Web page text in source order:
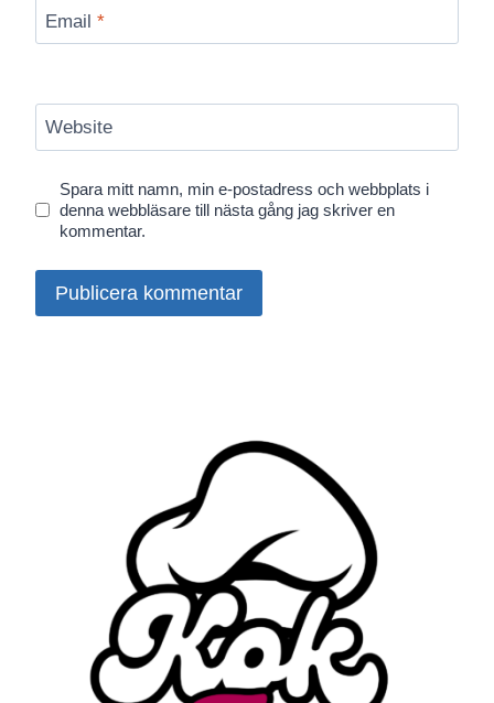
Email *
Website
Spara mitt namn, min e-postadress och webbplats i
denna webbläsare till nästa gång jag skriver en
kommentar.